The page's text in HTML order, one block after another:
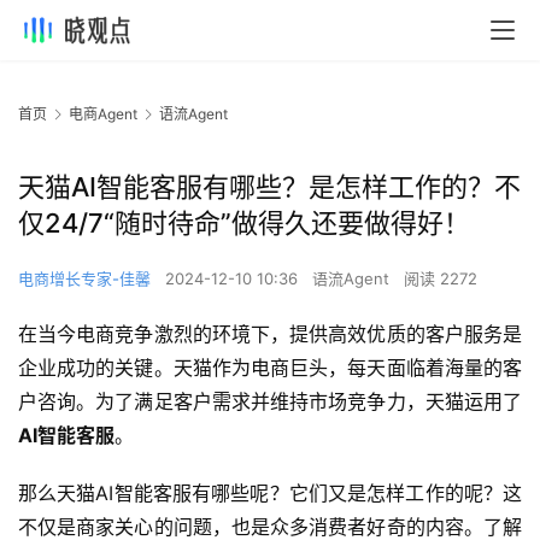
首页 电商Agent 语流Agent
天猫AI智能客服有哪些？是怎样工作的？不
仅24/7“随时待命”做得久还要做得好！
电商增长专家-佳馨 2024-12-10 10:36 语流Agent 阅读 2272
在当今电商竞争激烈的环境下，提供高效优质的客户服务是
企业成功的关键。天猫作为电商巨头，每天面临着海量的客
户咨询。为了满足客户需求并维持市场竞争力，天猫运用了
AI智能客服。
那么天猫AI智能客服有哪些呢？它们又是怎样工作的呢？这
不仅是商家关心的问题，也是众多消费者好奇的内容。了解